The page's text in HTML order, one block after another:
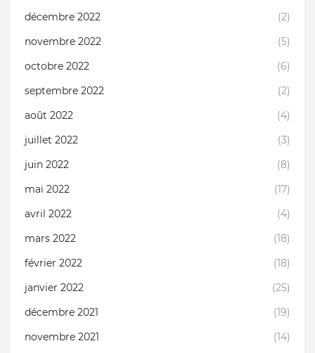
décembre 2022
(2)
novembre 2022
(5)
octobre 2022
(6)
septembre 2022
(2)
août 2022
(4)
juillet 2022
(3)
juin 2022
(8)
mai 2022
(17)
avril 2022
(4)
mars 2022
(18)
février 2022
(18)
janvier 2022
(25)
décembre 2021
(19)
novembre 2021
(14)